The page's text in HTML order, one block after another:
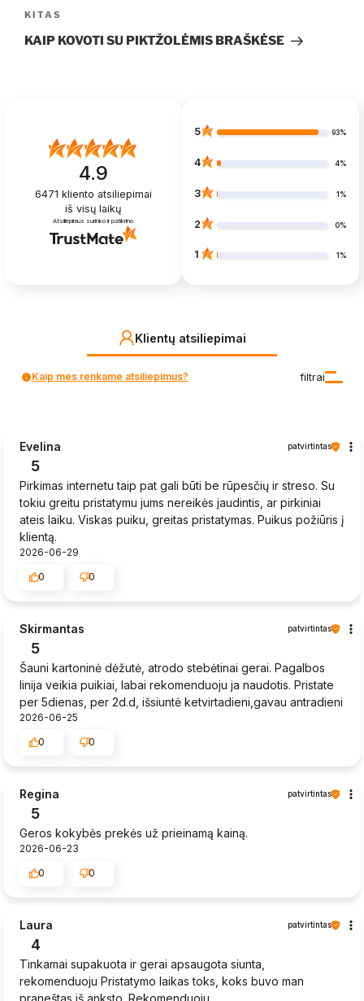
Kitas
įrašas
KITAS
KAIP KOVOTI SU PIKTŽOLĖMIS BRAŠKĖSE
4.9
6471 kliento atsiliepimai
iš visų laikų
Atsiliepimus surinko ir patikrino
5 93%
4 4%
3 1%
2 0%
1 1%
Klientų atsiliepimai
filtrai
Kaip mes renkame atsiliepimus?
Evelina patvirtintas
5
Pirkimas internetu taip pat gali būti be rūpesčių ir streso. Su
tokiu greitu pristatymu jums nereikės jaudintis, ar pirkiniai
ateis laiku. Viskas puiku, greitas pristatymas. Puikus požiūris į
klientą.
2026-06-29
0
0
Skirmantas patvirtintas
5
Šauni kartoninė dėžutė, atrodo stebėtinai gerai. Pagalbos
linija veikia puikiai, labai rekomenduoju ja naudotis. Pristate
per 5dienas, per 2d.d, išsiuntė ketvirtadieni,gavau antradieni
2026-06-25
0
0
Regina patvirtintas
5
Geros kokybės prekės už prieinamą kainą.
2026-06-23
0
0
Laura patvirtintas
4
Tinkamai supakuota ir gerai apsaugota siunta,
rekomenduoju Pristatymo laikas toks, koks buvo man